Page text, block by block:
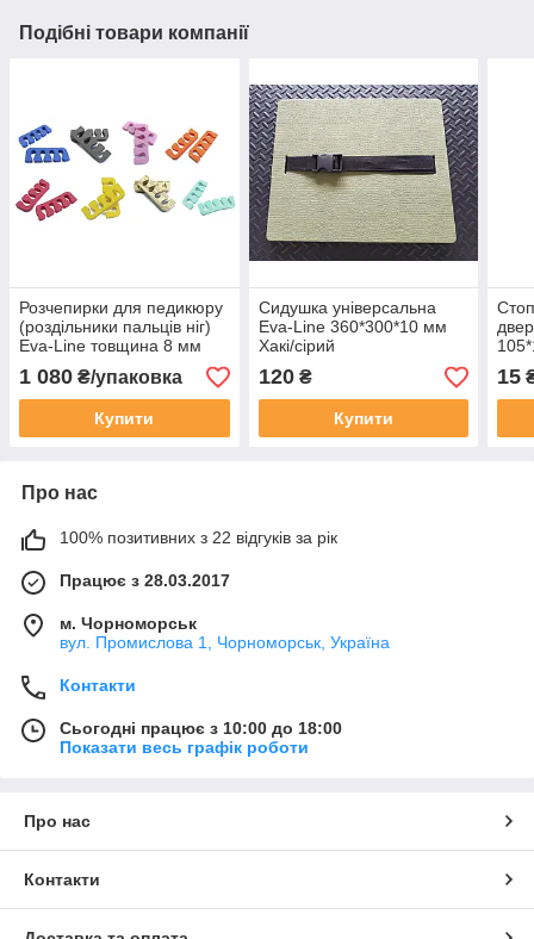
Подібні товари компанії
Розчепирки для педикюру
(роздільники пальців ніг)
Eva-Line товщина 8 мм
1 080 ₴/упаковка
Купити
Сидушка універсальна
Eva-Line 360*300*10 мм
Хакі/сірий
120₴
Купити
15
Про нас
100% позитивних з 22 відгуків за рік
Працює з 28.03.2017
м. Чорноморськ
вул. Промислова 1, Чорноморськ, Україна
Контакти
Сьогодні працює з 10:00 до 18:00
Показати весь графік роботи
Про нас
Контакти